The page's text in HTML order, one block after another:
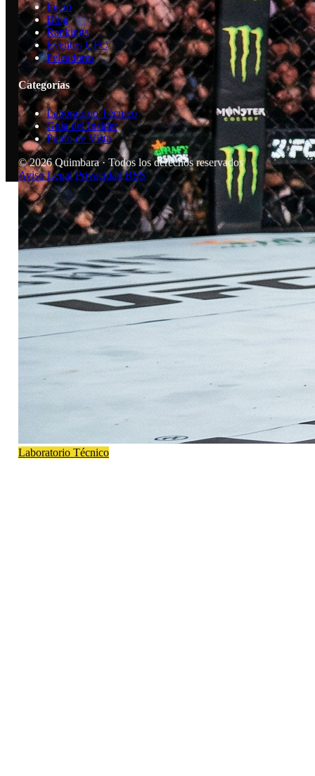
Laboratorio Técnico
Inicio
Blog
Rankings
Eventos UFC
Peleadores
Categorías
Laboratorio Técnico
Guía del Insider
Punto de Vista
© 2026 Quimbara · Todos los derechos reservados
Aviso Legal Privacidad RSS